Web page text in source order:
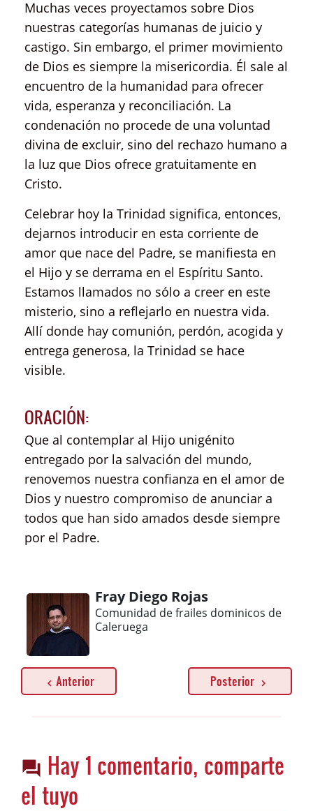
Muchas veces proyectamos sobre Dios
nuestras categorías humanas de juicio y
castigo. Sin embargo, el primer movimiento
de Dios es siempre la misericordia. Él sale al
encuentro de la humanidad para ofrecer
vida, esperanza y reconciliación. La
condenación no procede de una voluntad
divina de excluir, sino del rechazo humano a
la luz que Dios ofrece gratuitamente en
Cristo.
Celebrar hoy la Trinidad significa, entonces,
dejarnos introducir en esta corriente de
amor que nace del Padre, se manifiesta en
el Hijo y se derrama en el Espíritu Santo.
Estamos llamados no sólo a creer en este
misterio, sino a reflejarlo en nuestra vida.
Allí donde hay comunión, perdón, acogida y
entrega generosa, la Trinidad se hace
visible.
ORACIÓN:
Que al contemplar al Hijo unigénito
entregado por la salvación del mundo,
renovemos nuestra confianza en el amor de
Dios y nuestro compromiso de anunciar a
todos que han sido amados desde siempre
por el Padre.
Fray Diego Rojas
Comunidad de frailes dominicos de
Caleruega
Anterior Posterior
Hay 1 comentario, comparte
el tuyo